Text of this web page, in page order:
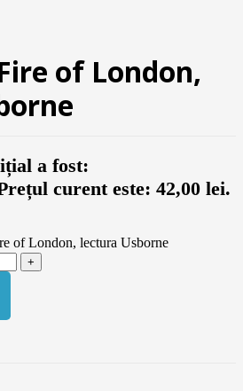
of London,
a fost:
curent este: 42,00 lei.
of London, lectura Usborne